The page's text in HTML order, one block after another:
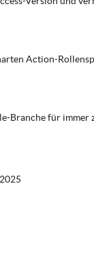
Action-
Branche für